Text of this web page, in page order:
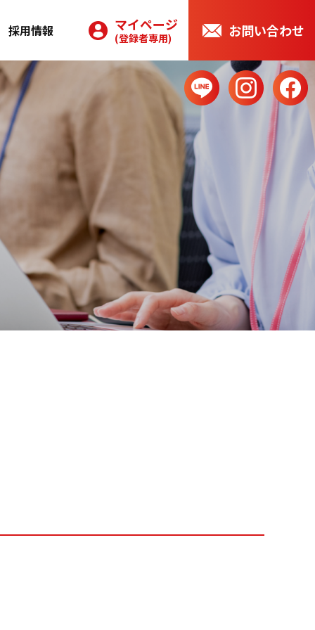
採用情報 マイページ
(登録者専用) お問い合わせ